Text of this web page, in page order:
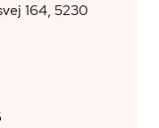
164, 5230